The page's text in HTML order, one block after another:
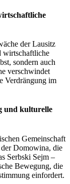
der Lausitz
wirtschaftliche
sondern auch
verschwindet
Verdrängung im
und kulturelle
Gemeinschaft
Domowina, die
Serbski Sejm –
Bewegung, die
einfordert.